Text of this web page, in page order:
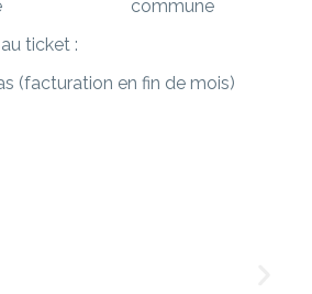
commune
ticket :
(facturation en fin de mois)